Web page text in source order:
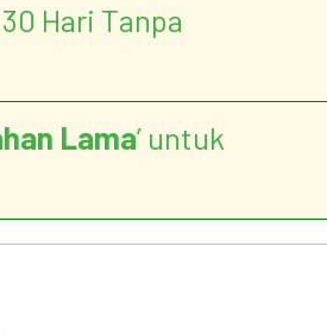
Hari Tanpa
Lama’ untuk